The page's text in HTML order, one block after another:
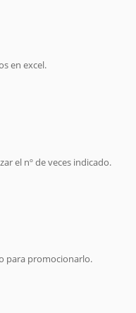
en excel.
el nº de veces indicado.
para promocionarlo.